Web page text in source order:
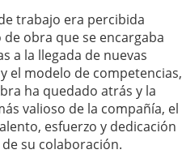
abril 9, 2025
predicciones y avances
trabajo era percibida
obra que se encargaba
a la llegada de nuevas
el modelo de competencias,
ha quedado atrás y la
valioso de la compañía, el
esfuerzo y dedicación
su colaboración.